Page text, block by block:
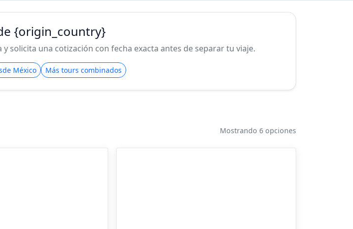
{origin_country}
solicita una cotización con fecha exacta antes de separar tu viaje.
México Más tours combinados
Mostrando 6 opciones